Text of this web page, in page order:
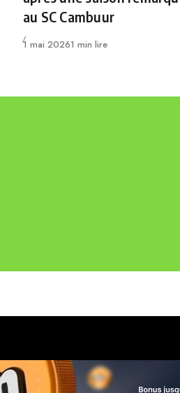
au SC Cambuur
Publié
1 mai 20261 min lire